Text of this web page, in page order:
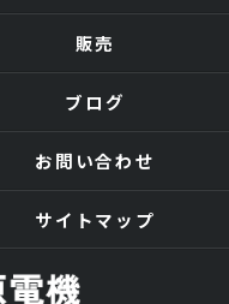
販売
ブログ
お問い合わせ
サイトマップ